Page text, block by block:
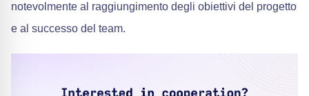
notevolmente al raggiungimento degli obiettivi del progetto
e al successo del team.